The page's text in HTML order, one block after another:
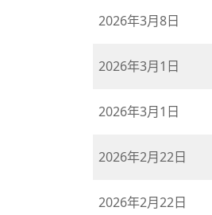
2026年3月8日
2026年3月1日
2026年3月1日
2026年2月22日
2026年2月22日